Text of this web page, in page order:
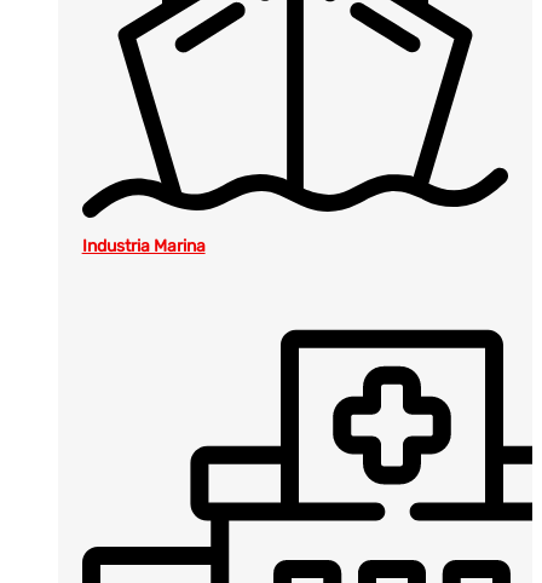
Industria Marina